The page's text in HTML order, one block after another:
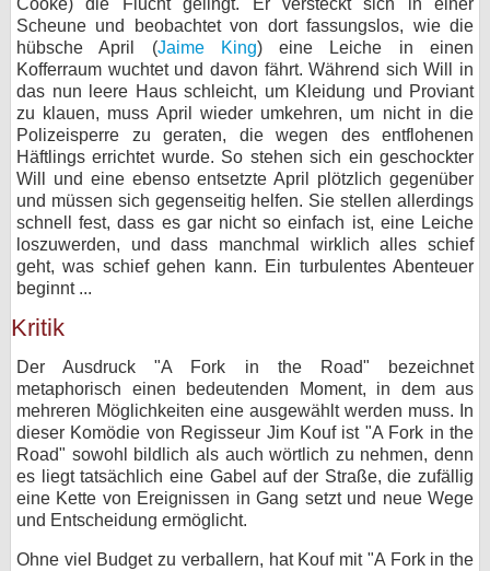
Cooke) die Flucht gelingt. Er versteckt sich in einer
Scheune und beobachtet von dort fassungslos, wie die
hübsche April (Jaime King) eine Leiche in einen
Kofferraum wuchtet und davon fährt. Während sich Will in
das nun leere Haus schleicht, um Kleidung und Proviant
zu klauen, muss April wieder umkehren, um nicht in die
Polizeisperre zu geraten, die wegen des entflohenen
Häftlings errichtet wurde. So stehen sich ein geschockter
Will und eine ebenso entsetzte April plötzlich gegenüber
und müssen sich gegenseitig helfen. Sie stellen allerdings
schnell fest, dass es gar nicht so einfach ist, eine Leiche
loszuwerden, und dass manchmal wirklich alles schief
geht, was schief gehen kann. Ein turbulentes Abenteuer
beginnt ...
Kritik
Der Ausdruck "A Fork in the Road" bezeichnet
metaphorisch einen bedeutenden Moment, in dem aus
mehreren Möglichkeiten eine ausgewählt werden muss. In
dieser Komödie von Regisseur Jim Kouf ist "A Fork in the
Road" sowohl bildlich als auch wörtlich zu nehmen, denn
es liegt tatsächlich eine Gabel auf der Straße, die zufällig
eine Kette von Ereignissen in Gang setzt und neue Wege
und Entscheidung ermöglicht.
Ohne viel Budget zu verballern, hat Kouf mit "A Fork in the
Datenschutz
Cookie-Einstellungen
Impressum
Desktop-Ansicht
myFanbase